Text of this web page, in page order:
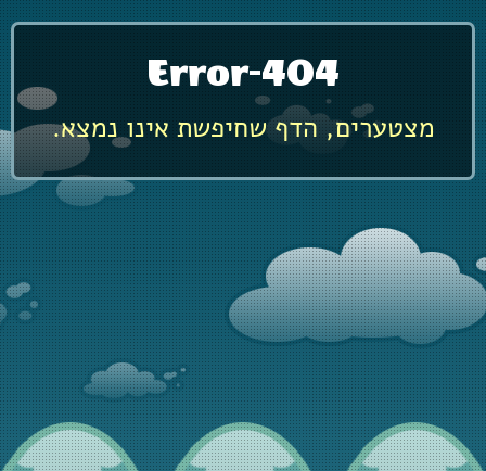
Error-404
.מצטערים, הדף שחיפשת אינו נמצא